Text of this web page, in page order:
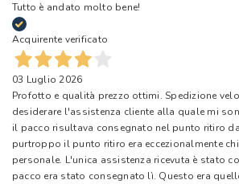
Tutto è andato molto bene!
Acquirente verificato
03 Luglio 2026
Profotto e qualità prezzo ottimi. Spedizione
desiderare l'assistenza cliente alla quale mi
il pacco risultava consegnato nel punto ritiro
purtroppo il punto ritiro era eccezionalmente
personale. L'unica assistenza ricevuta è stato
pacco era stato consegnato lì. Questo era